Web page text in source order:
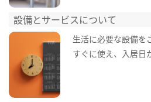
設備とサービスについて
生活に必要な設備を
すぐに使え、入居日